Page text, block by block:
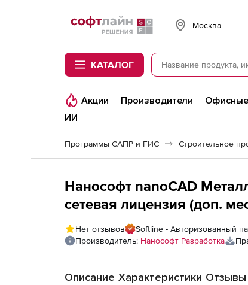
Softline
Москва
КАТАЛОГ
Акции Производители
ИИ
Программы САПР и ГИС
Нанософт nanoCAD
сетевая лицензия (доп.
Нет отзывов
Softline - Авторизованный
Производитель: Нанософт Разработка
Описание Характеристики Отзывы